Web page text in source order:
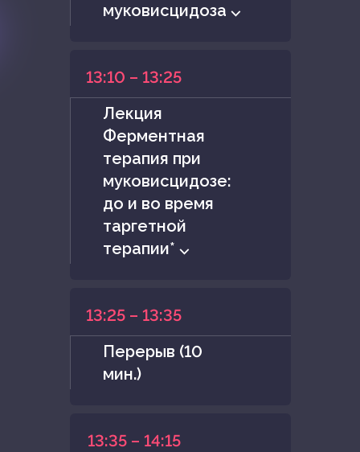
муковисцидоза ⌵
13:10 – 13:25
Лекция
Ферментная
терапия при
муковисцидозе:
до и во время
таргетной
терапии* ⌵
13:25 – 13:35
Перерыв (10
мин.)
13:35 – 14:15